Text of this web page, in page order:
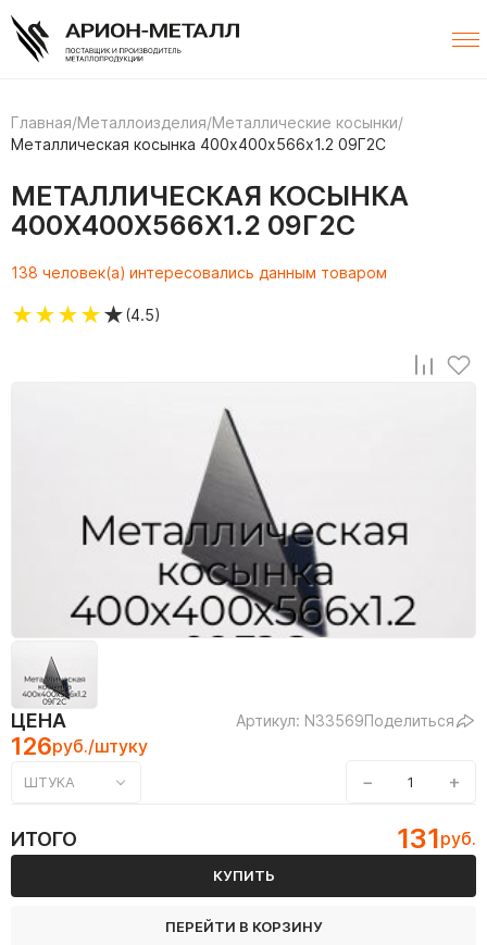
Главная/Металлоизделия/Металлические косынки/
Металлическая косынка 400х400х566х1.2 09Г2С
МЕТАЛЛИЧЕСКАЯ КОСЫНКА
400Х400Х566Х1.2 09Г2С
138 человек(а) интересовались данным товаром
★★★★★(4.5)
ЦЕНА Артикул: N33569Поделиться
126руб./штуку
ШТУКА − +
ИТОГО 131руб.
КУПИТЬ
ПЕРЕЙТИ В КОРЗИНУ